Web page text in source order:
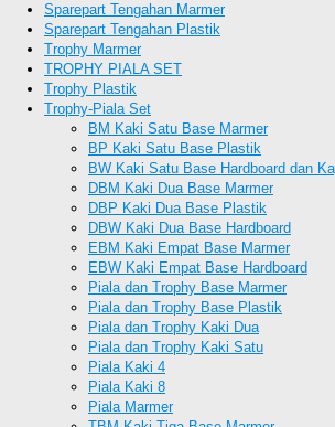
Sparepart Tengahan Marmer
Sparepart Tengahan Plastik
Trophy Marmer
TROPHY PIALA SET
Trophy Plastik
Trophy-Piala Set
BM Kaki Satu Base Marmer
BP Kaki Satu Base Plastik
BW Kaki Satu Base Hardboard dan
DBM Kaki Dua Base Marmer
DBP Kaki Dua Base Plastik
DBW Kaki Dua Base Hardboard
EBM Kaki Empat Base Marmer
EBW Kaki Empat Base Hardboard
Piala dan Trophy Base Marmer
Piala dan Trophy Base Plastik
Piala dan Trophy Kaki Dua
Piala dan Trophy Kaki Satu
Piala Kaki 4
Piala Kaki 8
Piala Marmer